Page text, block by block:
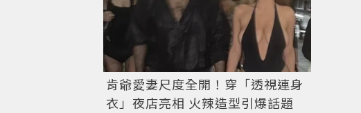
肯爺愛妻尺度全開！穿「透視連身
衣」夜店亮相 火辣造型引爆話題